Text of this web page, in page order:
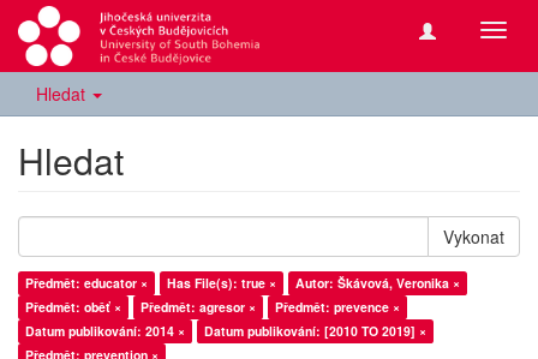
Hledat
Hledat
Vykonat
Předmět: educator × Has File(s): true ×
Autor: Škávová, Veronika ×
Předmět: oběť ×
Předmět: agresor ×
Předmět: prevence ×
Datum publikování: 2014 ×
Datum publikování: [2010 TO 2019] ×
Předmět: prevention ×